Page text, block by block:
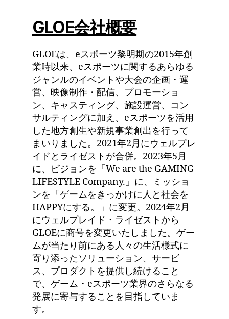
GLOE会社概要
GLOEは、eスポーツ黎明期の2015年創
業時以来、eスポーツに関するあらゆる
ジャンルのイベントや大会の企画・運
営、映像制作・配信、プロモーショ
ン、キャスティング、施設運営、コン
サルティングに加え、eスポーツを活用
した地方創生や新規事業創出を行って
まいりました。2021年2月にウェルプレ
イドとライゼストが合併。2023年5月
に、ビジョンを「We are the GAMING
LIFESTYLE Company.」に、ミッショ
ンを「ゲームをきっかけに人と社会を
HAPPYにする。」に変更。2024年2月
にウェルプレイド・ライゼストから
GLOEに商号を変更いたしました。ゲー
ムが当たり前にある人々の生活様式に
寄り添ったソリューション、サービ
ス、プロダクトを提供し続けること
で、ゲーム・eスポーツ業界のさらなる
発展に寄与することを目指していま
す。